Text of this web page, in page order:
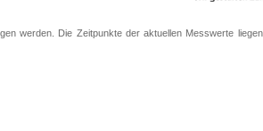
werden. Die Zeitpunkte der aktuellen Messwerte